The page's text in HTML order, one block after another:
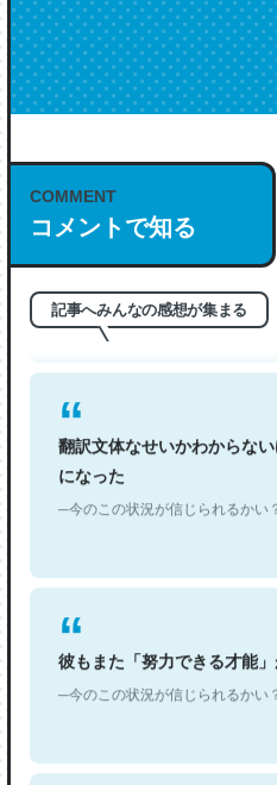
COMMENT
コメントで知る
記事へみんなの感想が集まる
これは名文。彼はとてもク
もお勧め。自分はこの流れ
─今のこの状況が信じられるかい
翻訳文体なせいかわからな
になった
─今のこの状況が信じられるかい
彼もまた「努力できる才能」
─今のこの状況が信じられるかい